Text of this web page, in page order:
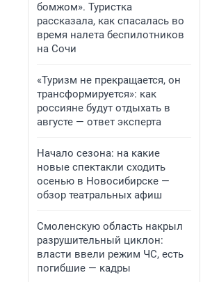
бомжом». Туристка
рассказала, как спасалась во
время налета беспилотников
на Сочи
«Туризм не прекращается, он
трансформируется»: как
россияне будут отдыхать в
августе — ответ эксперта
Начало сезона: на какие
новые спектакли сходить
осенью в Новосибирске —
обзор театральных афиш
Смоленскую область накрыл
разрушительный циклон:
власти ввели режим ЧС, есть
погибшие — кадры